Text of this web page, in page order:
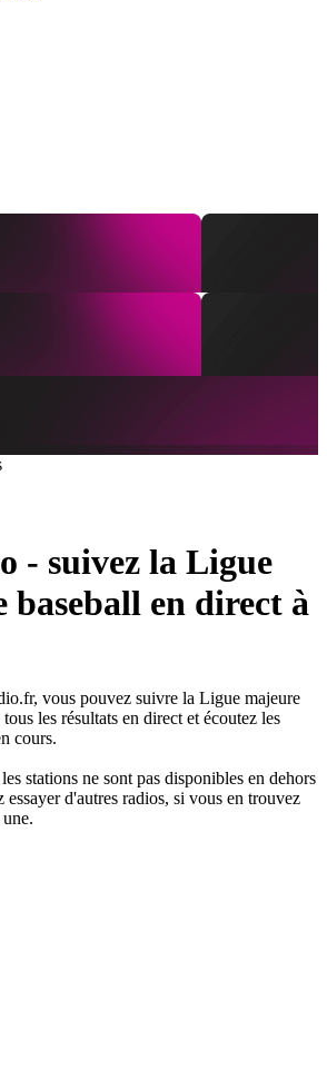
- suivez la Ligue
baseball en direct à
vous pouvez suivre la Ligue majeure
les résultats en direct et écoutez les
cours.
stations ne sont pas disponibles en dehors
d'autres radios, si vous en trouvez